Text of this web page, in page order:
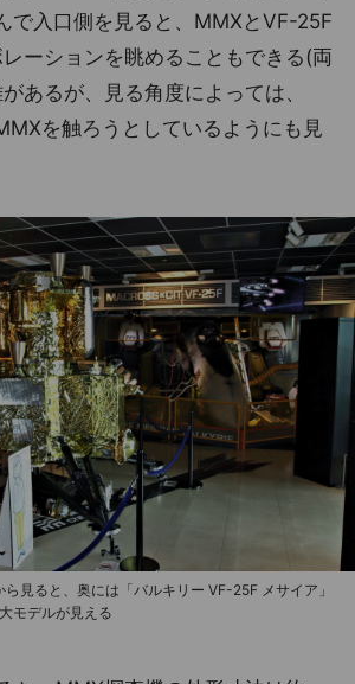
で入口側を見ると、MMXとVF-25F
ーションを眺めることもできる(両
あるが、見る角度によっては、
を触ろうとしているようにも見
見ると、奥には「バルキリー VF-25F メサイア」
モデルが見える